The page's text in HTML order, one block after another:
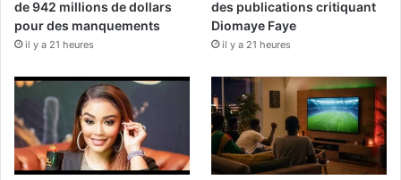
de 942 millions de dollars
pour des manquements
il y a 21 heures
des publications critiquant
Diomaye Faye
il y a 21 heures